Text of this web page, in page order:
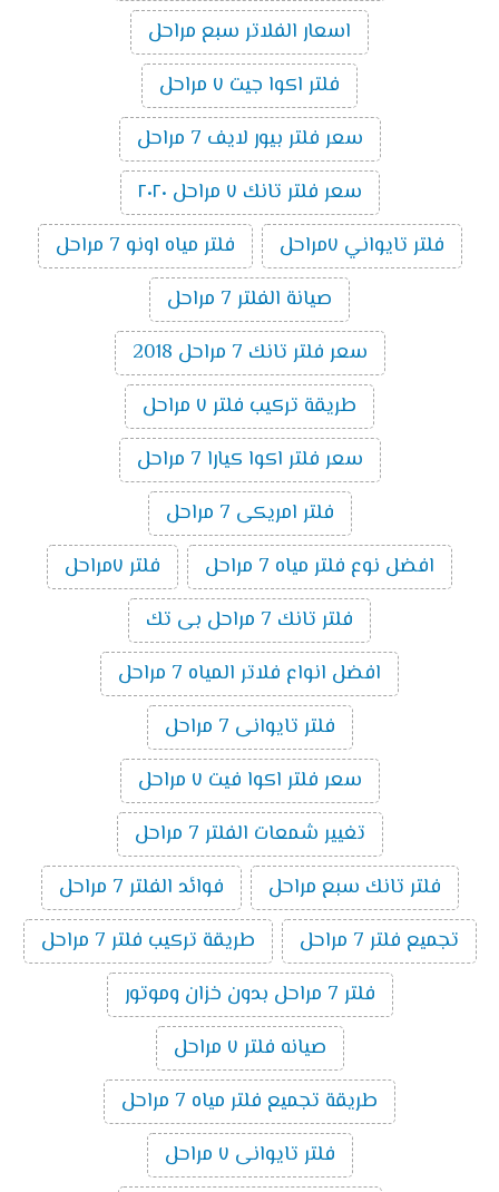
اسعار الفلاتر سبع مراحل
فلتر اكوا جيت ٧ مراحل
سعر فلتر بيور لايف 7 مراحل
سعر فلتر تانك ٧ مراحل ٢٠٢٠
فلتر تايواني ٧مراحل
فلتر مياه اونو 7 مراحل
صيانة الفلتر 7 مراحل
سعر فلتر تانك 7 مراحل 2018
طريقة تركيب فلتر ٧ مراحل
سعر فلتر اكوا كيارا 7 مراحل
فلتر امريكى 7 مراحل
افضل نوع فلتر مياه 7 مراحل
فلتر ٧مراحل
فلتر تانك 7 مراحل بى تك
افضل انواع فلاتر المياه 7 مراحل
فلتر تايوانى 7 مراحل
سعر فلتر اكوا فيت ٧ مراحل
تغيير شمعات الفلتر 7 مراحل
فلتر تانك سبع مراحل
فوائد الفلتر 7 مراحل
تجميع فلتر 7 مراحل
طريقة تركيب فلتر 7 مراحل
فلتر 7 مراحل بدون خزان وموتور
صيانه فلتر ٧ مراحل
طريقة تجميع فلتر مياه 7 مراحل
فلتر تايوانى ٧ مراحل